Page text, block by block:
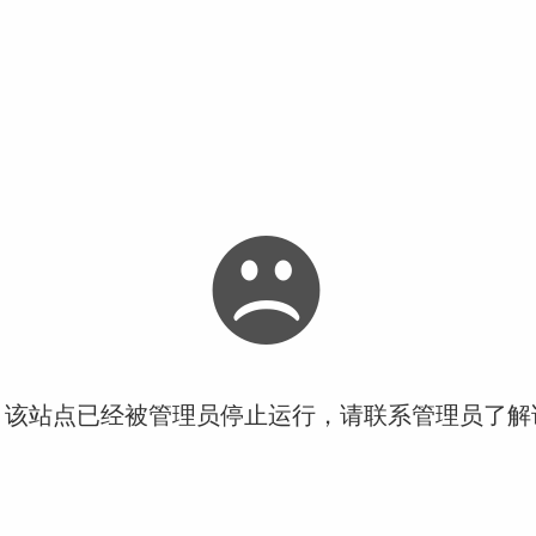
站点已经被管理员停止运行，请联系管理员了